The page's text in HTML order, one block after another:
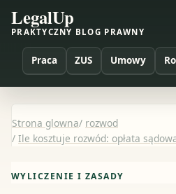
LegalUp
PRAKTYCZNY BLOG PRAWNY
Praca ZUS Umowy
Strona glowna/ rozwod
/ Ile kosztuje rozwód: opłata
WYLICZENIE I ZASADY